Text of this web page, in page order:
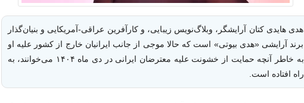
هدی هایدی کتان آرایشگر، وبلاگ‌نویس زیبایی، و کارآفرین عراقی-آمریکایی و بنیان‌گذار
برند آرایشی «هدی بیوتی» است که حالا موجی از جانب ایرانیان خارج از کشور علیه او
به خاطر آنچه حمایت از خشونت علیه معترضان ایرانی در دی ماه ۱۴۰۴ می‌خوانند، به
راه افتاده است.